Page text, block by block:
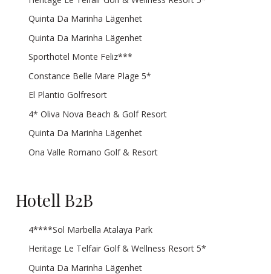
Quinta Da Marinha Lägenhet
Quinta Da Marinha Lägenhet
Sporthotel Monte Feliz***
Constance Belle Mare Plage 5*
El Plantio Golfresort
4* Oliva Nova Beach & Golf Resort
Quinta Da Marinha Lägenhet
Ona Valle Romano Golf & Resort
Hotell B2B
4****Sol Marbella Atalaya Park
Heritage Le Telfair Golf & Wellness Resort 5*
Quinta Da Marinha Lägenhet